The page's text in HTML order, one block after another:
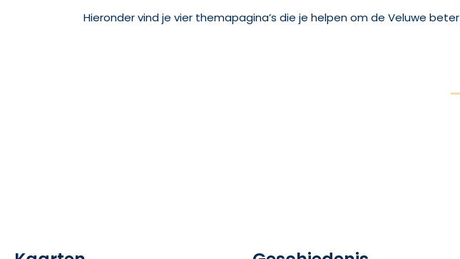
Hieronder vind je vier themapagina’s die je helpen om de Veluwe